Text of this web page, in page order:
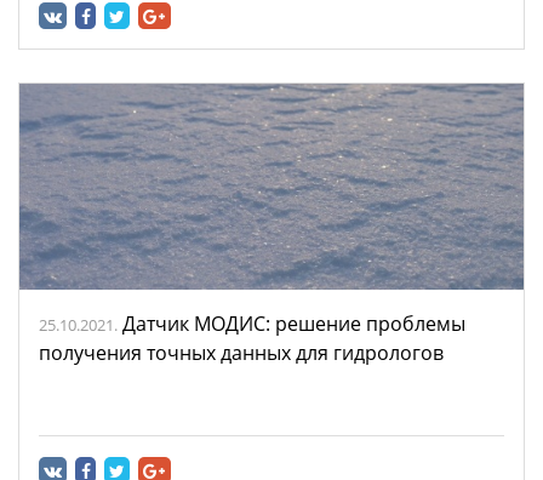
25.10.2021. Датчик МОДИС: решение проблемы
получения точных данных для гидрологов